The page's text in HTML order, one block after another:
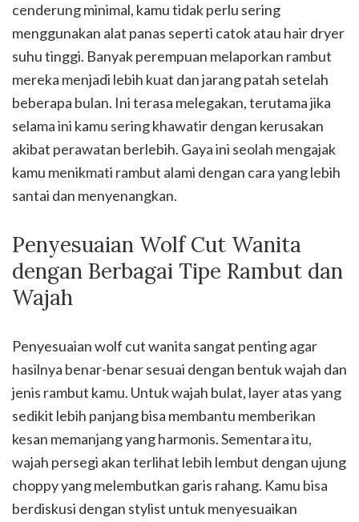
cenderung minimal, kamu tidak perlu sering
menggunakan alat panas seperti catok atau hair dryer
suhu tinggi. Banyak perempuan melaporkan rambut
mereka menjadi lebih kuat dan jarang patah setelah
beberapa bulan. Ini terasa melegakan, terutama jika
selama ini kamu sering khawatir dengan kerusakan
akibat perawatan berlebih. Gaya ini seolah mengajak
kamu menikmati rambut alami dengan cara yang lebih
santai dan menyenangkan.
Penyesuaian Wolf Cut Wanita
dengan Berbagai Tipe Rambut dan
Wajah
Penyesuaian wolf cut wanita sangat penting agar
hasilnya benar-benar sesuai dengan bentuk wajah dan
jenis rambut kamu. Untuk wajah bulat, layer atas yang
sedikit lebih panjang bisa membantu memberikan
kesan memanjang yang harmonis. Sementara itu,
wajah persegi akan terlihat lebih lembut dengan ujung
choppy yang melembutkan garis rahang. Kamu bisa
berdiskusi dengan stylist untuk menyesuaikan